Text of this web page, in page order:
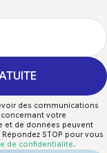
des communications
votre
et de données peuvent
STOP pour vous
de confidentialité.